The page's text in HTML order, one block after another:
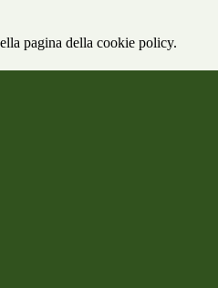
pagina della cookie policy.